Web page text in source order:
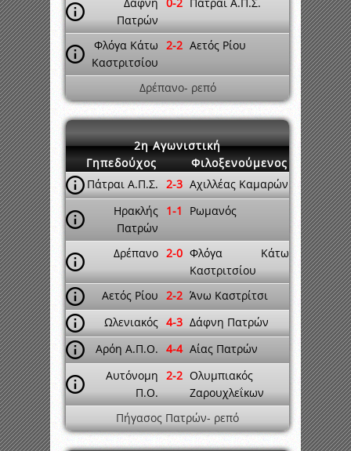
Πατρών
Φλόγα Κάτω
Καστριτσίου
2-2 Αετός Ρίου
Δρέπανο- ρεπό
2η Αγωνιστική
Γηπεδούχος
Φιλοξενούμενος
Πάτραι Α.Π.Σ. 2-3 Αχιλλέας Καμαρών
Ηρακλής
Πατρών
1-1 Ρωμανός
Δρέπανο 2-0 Φλόγα Κάτω
Καστριτσίου
Αετός Ρίου 2-2 Άνω Καστρίτσι
Ωλενιακός 4-3 Δάφνη Πατρών
Αρόη Α.Π.Ο. 4-4 Αίας Πατρών
Αυτόνομη
Π.Ο.
2-2 Ολυμπιακός
Ζαρουχλεΐκων
Πήγασος Πατρών- ρεπό